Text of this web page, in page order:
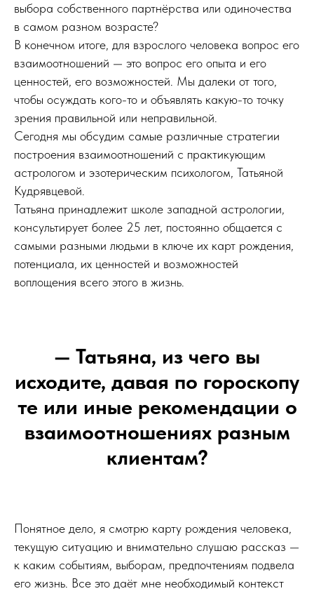
выбора собственного партнёрства или одиночества
в самом разном возрасте?
В конечном итоге, для взрослого человека вопрос его
взаимоотношений — это вопрос его опыта и его
ценностей, его возможностей. Мы далеки от того,
чтобы осуждать кого-то и объявлять какую-то точку
зрения правильной или неправильной.
Сегодня мы обсудим самые различные стратегии
построения взаимоотношений с практикующим
астрологом и эзотерическим психологом, Татьяной
Кудрявцевой.
Татьяна принадлежит школе западной астрологии,
консультирует более 25 лет, постоянно общается с
самыми разными людьми в ключе их карт рождения,
потенциала, их ценностей и возможностей
воплощения всего этого в жизнь.
— Татьяна, из чего вы
исходите, давая по гороскопу
те или иные рекомендации о
взаимоотношениях разным
клиентам?
Понятное дело, я смотрю карту рождения человека,
текущую ситуацию и внимательно слушаю рассказ —
к каким событиям, выборам, предпочтениям подвела
его жизнь. Все это даёт мне необходимый контекст